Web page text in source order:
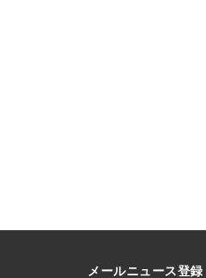
メールニュース登録